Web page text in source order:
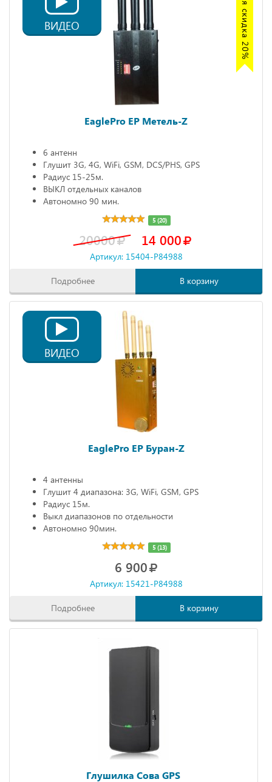
Акция скидка 20%
ВИДЕО
EaglePro EP Метель-Z
6 антенн
Глушит 3G, 4G, WiFi, GSM, DCS/PHS, GPS
Радиус 15-25м.
ВЫКЛ отдельных каналов
Автономно 90 мин.
5 (20)
20000 14 000
Артикул: 15404-P84988
Подробнее В корзину
ВИДЕО
EaglePro EP Буран-Z
4 антенны
Глушит 4 диапазона: 3G, WiFi, GSM, GPS
Радиус 15м.
Выкл диапазонов по отдельности
Автономно 90мин.
5 (13)
6 900
Артикул: 15421-P84988
Подробнее В корзину
Глушилка Сова GPS